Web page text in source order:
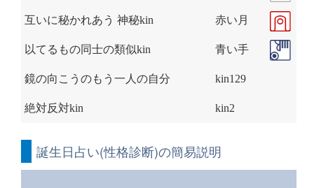
互いに秘かれあう 神秘kin 赤い月
以てるもの同士の類似kin 青い手
鏡の向こうのもう一人の自分 kin129
絶対反対kin kin2
誕生日占い(性格診断)の簡易説明